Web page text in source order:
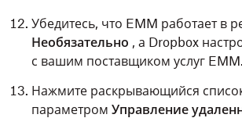
Убедитесь, что EMM работает в
Необязательно , а Dropbox
с вашим поставщиком услуг EMM.
Нажмите раскрывающийся
параметром Управление